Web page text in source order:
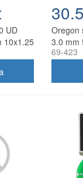
UD
10x1.25
Oregon
3.0 mm
zöld
69-423